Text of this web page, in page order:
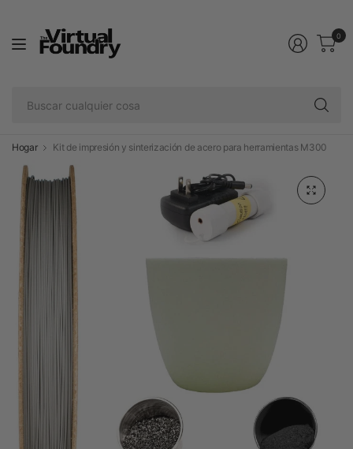
0
Hogar Kit de impresión y sinterización de acero para herramientas M300